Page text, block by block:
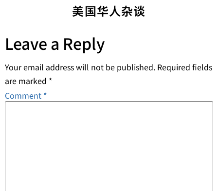
美国华人杂谈
Leave a Reply
Your email address will not be published. Required fields
are marked *
Comment *